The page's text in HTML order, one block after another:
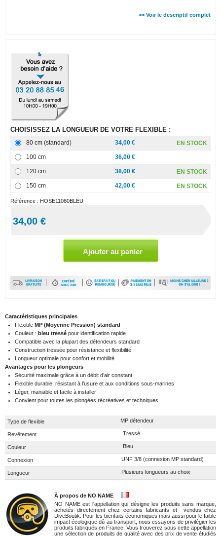
>> Voir le descriptif complet
CHOISISSEZ LA LONGUEUR DE VOTRE FLEXIBLE :
80 cm (standard) 34,00 €
EN STOCK
100 cm
36,00 €
120 cm 38,00 €
EN STOCK
150 cm
42,00 € EN STOCK
Référence : HOSE11080BLEU
34,00 €
Caractéristiques principales
Flexible MP (Moyenne Pression) standard
Couleur : bleu tressé pour identification rapide
Compatible avec la plupart des détendeurs standard
Construction tressée pour résistance et flexibilité
Longueur optimale pour confort et mobilité
Avantages pour les plongeurs
Sécurité maximale grâce à un débit d’air constant
Flexible durable, résistant à l’usure et aux conditions sous-marines
Léger, maniable et facile à installer
Convient pour toutes les plongées récréatives et techniques
Type de flexible MP détendeur
Revêtement Tressé
Couleur Bleu
Connexion UNF 3/8 (connexion MP standard)
Longueur Plusieurs longueurs au choix
À propos de NO NAME
NO NAME est l'appellation qui désigne les produits sans marque,
achetés directement chez certains fabricants et vendus chez
DiveBoutik. Pour les bienfaits économiques mais aussi pour le faible
impact écologique dû au transport, nous essayons de privilégier les
produits fabriqués en France. Vous trouverez sous cette appellation
une sélection de produits de qualité avec des prix de vente étudiés